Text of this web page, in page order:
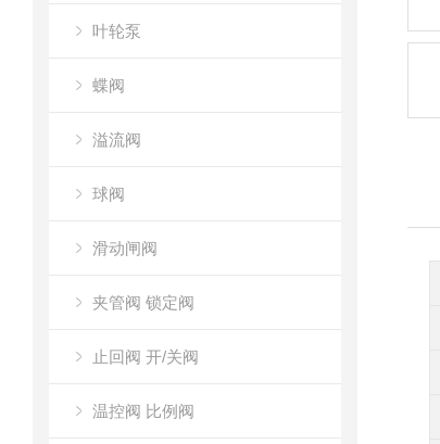
叶轮泵
蝶阀
溢流阀
球阀
滑动闸阀
夹管阀 锁定阀
止回阀 开/关阀
温控阀 比例阀